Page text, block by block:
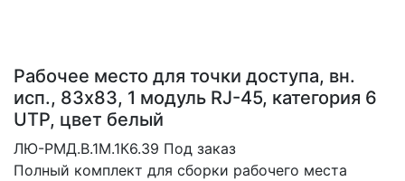
Рабочее место для точки доступа, вн.
исп., 83х83, 1 модуль RJ-45, категория 6
UTP, цвет белый
ЛЮ-РМД.В.1М.1К6.39 Под заказ
Полный комплект для сборки рабочего места